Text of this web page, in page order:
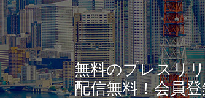
無料のプレスリ
配信無料！会員